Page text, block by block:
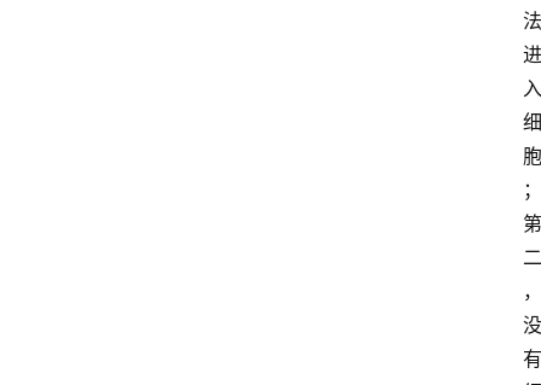
法
进
入
细
胞
；
第
二
，
没
有